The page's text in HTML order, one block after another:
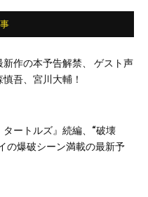
新作の本予告解禁、 ゲスト声
吾、宮川大輔！
タートルズ』続編、“破壊
の爆破シーン満載の最新予